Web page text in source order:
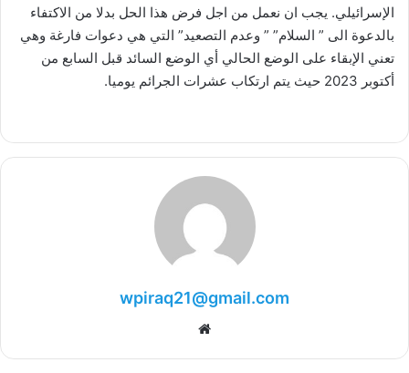
الإسرائيلي. يجب ان نعمل من اجل فرض هذا الحل بدلا من الاكتفاء
بالدعوة الى ” السلام” ” وعدم التصعيد” التي هي دعوات فارغة وهي
تعني الإبقاء على الوضع الحالي أي الوضع السائد قبل السابع من
أكتوبر 2023 حيث يتم ارتكاب عشرات الجرائم يوميا.
wpiraq21@gmail.com